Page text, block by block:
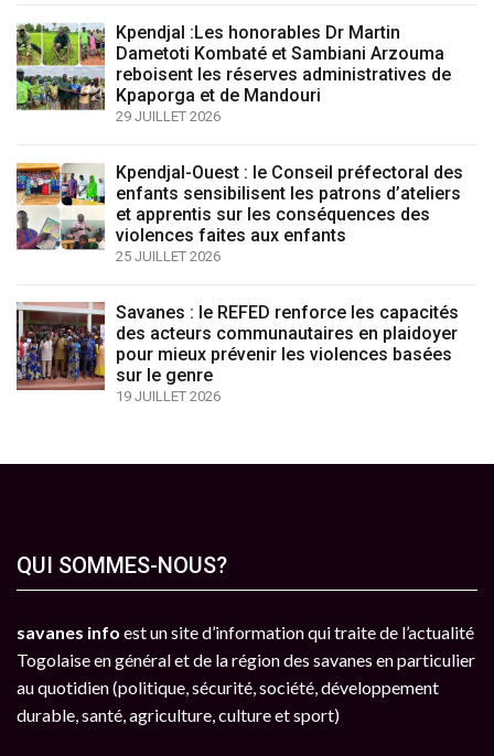
Kpendjal :Les honorables Dr Martin
Dametoti Kombaté et Sambiani Arzouma
reboisent les réserves administratives de
Kpaporga et de Mandouri
29 JUILLET 2026
Kpendjal-Ouest : le Conseil préfectoral des
enfants sensibilisent les patrons d’ateliers
et apprentis sur les conséquences des
violences faites aux enfants
25 JUILLET 2026
Savanes : le REFED renforce les capacités
des acteurs communautaires en plaidoyer
pour mieux prévenir les violences basées
sur le genre
19 JUILLET 2026
QUI SOMMES-NOUS?
savanes info est un site d’information qui traite de l’actualité
Togolaise en général et de la région des savanes en particulier
au quotidien (politique, sécurité, société, développement
durable, santé, agriculture, culture et sport)